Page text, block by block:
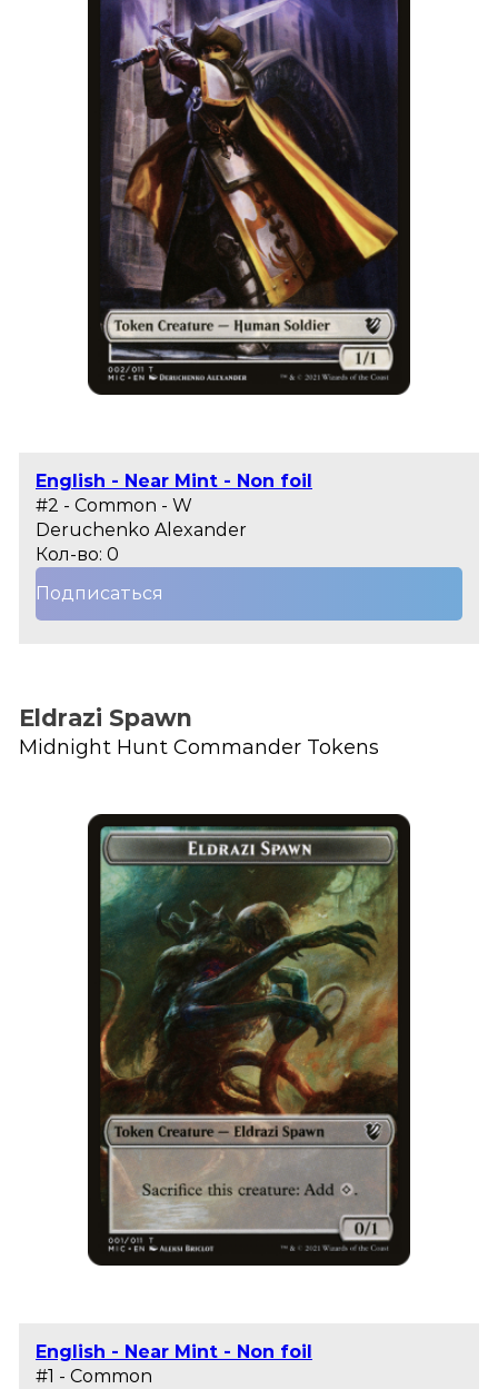
English - Near Mint - Non foil
#2 - Common - W
Deruchenko Alexander
Кол-во: 0
Подписаться
Eldrazi Spawn
Midnight Hunt Commander Tokens
English - Near Mint - Non foil
#1 - Common